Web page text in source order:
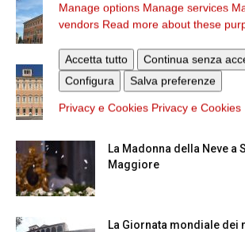
Manage options Manage services
vendors Read more about these
Accetta tutto
Continua senza
Configura
Salva preferenze
Privacy e Cookies Privacy e Cookies
Chiusura estiva degli
Roma
La Madonna della Neve a
Maggiore
La Giornata mondiale dei